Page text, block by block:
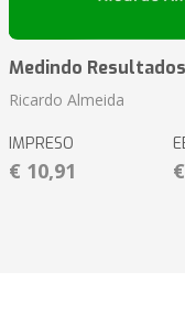
Medindo Resultados
Ricardo Almeida
IMPRESO
€ 10,91